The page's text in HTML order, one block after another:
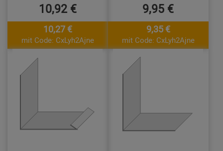
10,92 €
10,27 €
mit Code: CxLyh2Ajne
9,95 €
9,35 €
mit Code: CxLyh2Ajne